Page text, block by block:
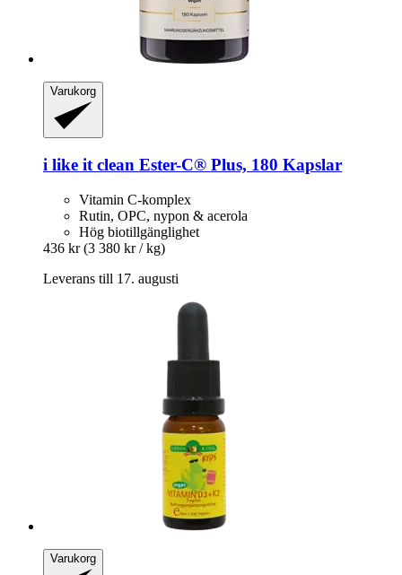
Varukorg
i like it clean Ester-​C® Plus, 180 Kapslar
Vitamin C-komplex
Rutin, OPC, nypon & acerola
Hög biotillgänglighet
436 kr (3 380 kr / kg)
Leverans till 17. augusti
Varukorg